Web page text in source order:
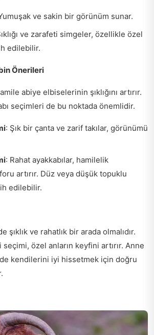
ve sakin bir görünüm sunar.
ve zarafeti simgeler, özellikle özel
edilebilir.
Önerileri
abiye elbiselerinin şıklığını artırır.
seçimleri de bu noktada önemlidir.
: Şık bir çanta ve zarif takılar, görünümü
: Rahat ayakkabılar, hamilelik
artırır. Düz veya düşük topuklu
edilebilir.
şıklık ve rahatlık bir arada olmalıdır.
özel anların keyfini artırır. Anne
kendilerini iyi hissetmek için doğru